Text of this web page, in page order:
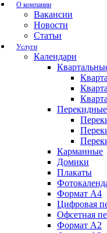
О компании
Вакансии
Новости
Статьи
Услуги
Календари
Перекидные
Карманные
Домики
Плакаты
Формат А4
Цифровая
Офсетная
Формат А2